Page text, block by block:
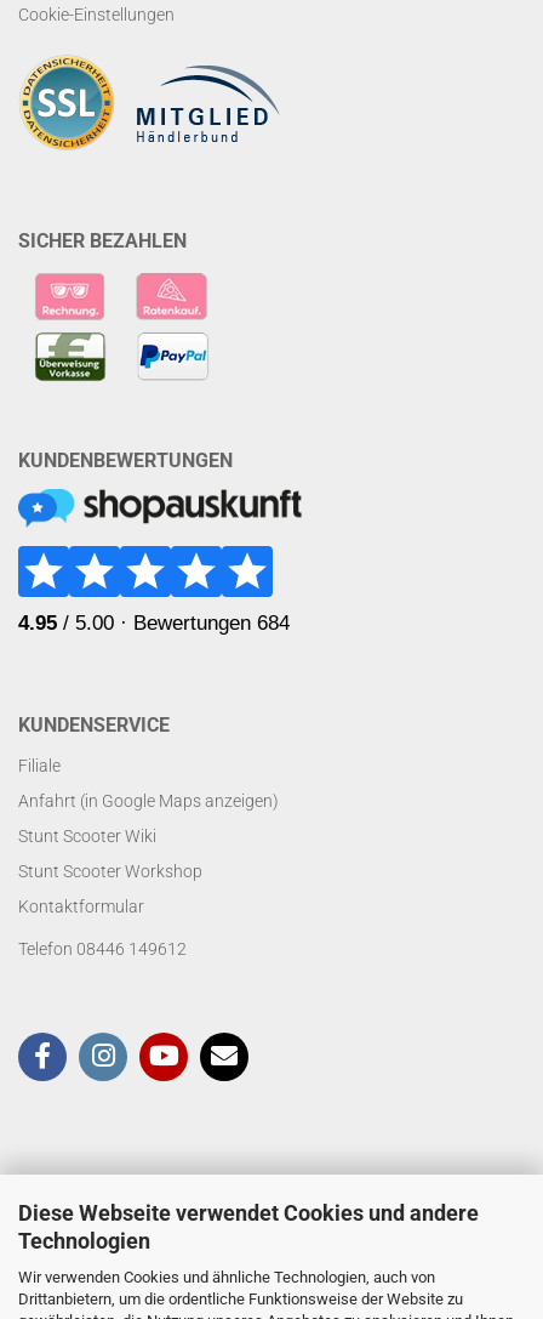
Diese Webseite verwendet Cookies und andere
Technologien
Wir verwenden Cookies und ähnliche Technologien, auch von
Drittanbietern, um die ordentliche Funktionsweise der Website zu
Cookie-Einstellungen
SICHER BEZAHLEN
KUNDENBEWERTUNGEN
KUNDENSERVICE
Filiale
Anfahrt (in Google Maps anzeigen)
Stunt Scooter Wiki
Stunt Scooter Workshop
Kontaktformular
Telefon 08446 149612